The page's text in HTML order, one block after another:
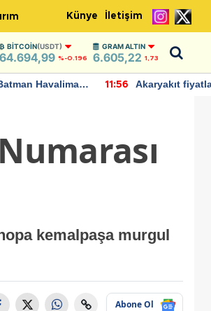
Künye İletişim
BITCOIN(USDT)
64.694,99 %-0.196
GRAM ALTIN
6.605,22 1,73
Havalimanı
11:56
Akaryakıt
kemalpaşa murgul
Abone Ol